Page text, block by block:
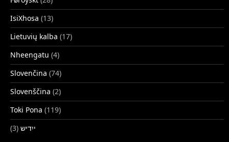
IsiXhosa (13)
Lietuvių kalba (17)
Nheengatu (4)
Slovenčina (74)
Slovenščina (2)
Toki Pona (119)
ייִדיש (3)